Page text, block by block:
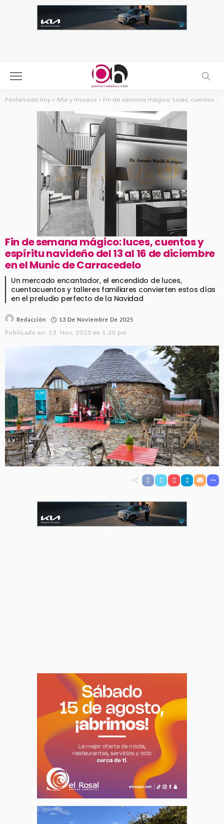
Ponferrada Hoy > Arte y museos > Fin de semana mágico: luces, cuentos y espíritu navideño del 13 al 16 de diciembre en el Munic de Carracedelo
Fin de semana mágico: luces, cuentos y
espíritu navideño del 13 al 16 de diciembre
en el Munic de Carracedelo
Un mercado encantador, el encendido de luces,
cuentacuentos y talleres familiares convierten estos días
en el preludio perfecto de la Navidad
Redacción 13 De Noviembre De 2025
Publicado en: 13. Nov, 2025 en 1:20 pm